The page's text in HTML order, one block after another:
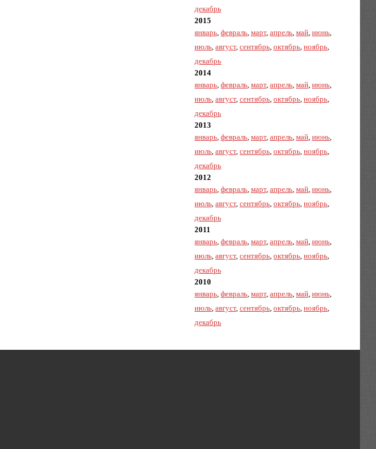
декабрь
2015
январь,февраль,март,апрель,май,июнь,
июль,август,сентябрь,октябрь,ноябрь,
декабрь
2014
январь,февраль,март,апрель,май,июнь,
июль,август,сентябрь,октябрь,ноябрь,
декабрь
2013
январь,февраль,март,апрель,май,июнь,
июль,август,сентябрь,октябрь,ноябрь,
декабрь
2012
январь,февраль,март,апрель,май,июнь,
июль,август,сентябрь,октябрь,ноябрь,
декабрь
2011
январь,февраль,март,апрель,май,июнь,
июль,август,сентябрь,октябрь,ноябрь,
декабрь
2010
январь,февраль,март,апрель,май,июнь,
июль,август,сентябрь,октябрь,ноябрь,
декабрь